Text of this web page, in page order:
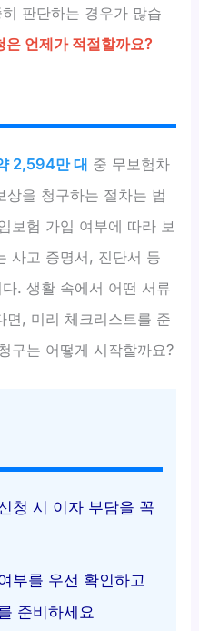
판단하는 경우가 많습
은 언제가 적절할까요?
2,594만 대 중 무보험차
을 청구하는 절차는 법
보험 가입 여부에 따라 보
사고 증명서, 진단서 등
. 생활 속에서 어떤 서류
면, 미리 체크리스트를 준
구는 어떻게 시작할까요?
청 시 이자 부담을 꼭
부를 우선 확인하고
준비하세요